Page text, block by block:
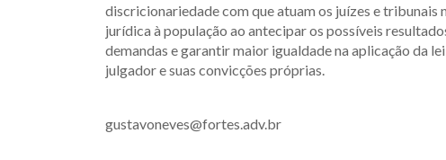
discricionariedade com que atuam os juízes e tribunais
jurídica à população ao antecipar os possíveis
demandas e garantir maior igualdade na aplicação da
julgador e suas convicções próprias.
gustavoneves@fortes.adv.br